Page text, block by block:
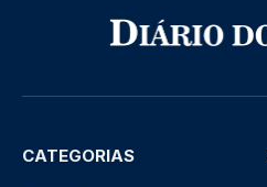
CATEGORIAS